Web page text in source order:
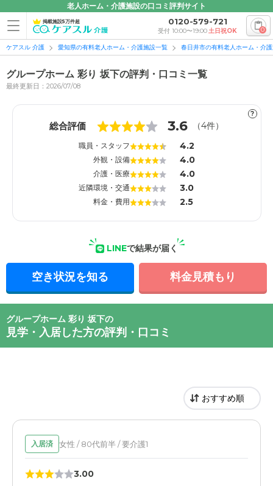
老人ホーム・介護施設の口コミ評判サイト
掲載施設5万件超 0120-579-721
受付 10:00〜19:00土日祝OK 0
ケアスル 介護 愛知県の有料老人ホーム・介護施設一覧 春日井市の有料老人ホーム・介
グループホーム 彩り 坂下の評判・口コミ一覧
最終更新日：2026/07/08
?
総合評価 3.6 （4件）
職員・スタッフ 4.2
外観・設備 4.0
介護・医療 4.0
近隣環境・交通 3.0
料金・費用 2.5
LINEで結果が届く
空き状況を知る 料金見積もり
グループホーム 彩り 坂下の
見学・入居した方の評判・口コミ
入居済 女性 / 80代前半 / 要介護1
3.00